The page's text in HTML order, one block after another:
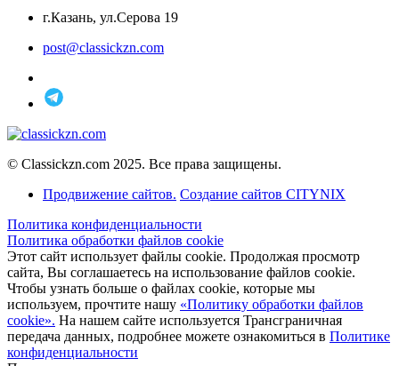
г.Казань, ул.Серова 19
post@classickzn.com
© Classickzn.com 2025. Все права защищены.
Продвижение сайтов. Создание сайтов CITYNIX
Политика конфиденциальности
Политика обработки файлов cookie
Этот сайт использует файлы cookie. Продолжая просмотр
сайта, Вы соглашаетесь на использование файлов cookie.
Чтобы узнать больше о файлах cookie, которые мы
используем, прочтите нашу «Политику обработки файлов
cookie». На нашем сайте используется Трансграничная
передача данных, подробнее можете ознакомиться в Политике
конфиденциальности